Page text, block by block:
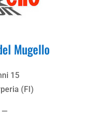
Mugello
15
(FI)
—